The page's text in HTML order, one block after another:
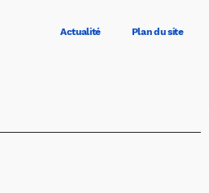
Actualité Plan du site